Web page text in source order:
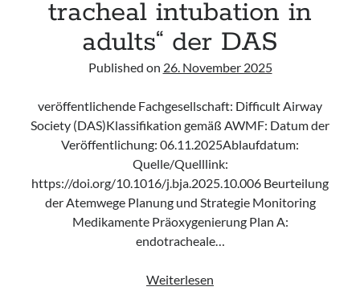
tracheal intubation in
adults“ der DAS
Published on 26. November 2025
veröffentlichende Fachgesellschaft: Difficult Airway
Society (DAS)Klassifikation gemäß AWMF: Datum der
Veröffentlichung: 06.11.2025Ablaufdatum:
Quelle/Quelllink:
https://doi.org/10.1016/j.bja.2025.10.006 Beurteilung
der Atemwege Planung und Strategie Monitoring
Medikamente Präoxygenierung Plan A:
endotracheale…
Weiterlesen